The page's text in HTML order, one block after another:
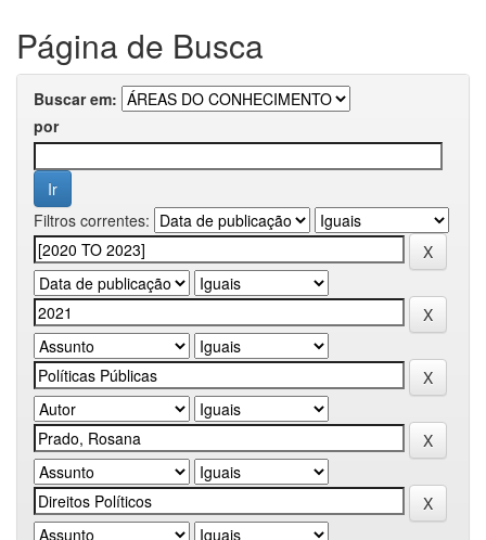
Página de Busca
Buscar em:
por
Filtros correntes: